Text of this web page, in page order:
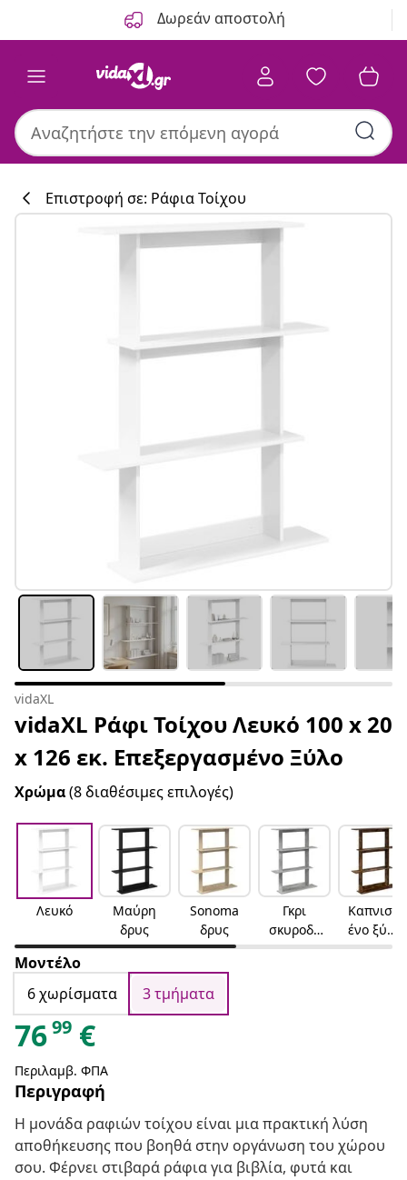
Δωρεάν αποστολή
#sharemevidaxl
Επιστροφή σε: Ράφια Τοίχου
vidaXL
vidaXL Ράφι Τοίχου Λευκό 100 x 20
x 126 εκ. Επεξεργασμένο Ξύλο
Χρώμα(8 διαθέσιμες επιλογές)
Λευκό
Μαύρη
δρυς
Sonoma
δρυς
Γκρι
σκυροδέ
ματος
Καπνισμ
ένο ξύλο
δρυός
Μοντέλο
6 χωρίσματα
3 τμήματα
7699 €
Περιλαμβ. ΦΠΑ
Περιγραφή
Η μονάδα ραφιών τοίχου είναι μια πρακτική λύση
αποθήκευσης που βοηθά στην οργάνωση του χώρου
σου. Φέρνει στιβαρά ράφια για βιβλία, φυτά και